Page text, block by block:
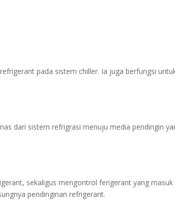
pada sistem chiller. Ia juga berfungsi
dari sistem refrigrasi menuju media pendingin
sekaligus mengontrol ferigerant yang masuk
pendinginan refrigerant.